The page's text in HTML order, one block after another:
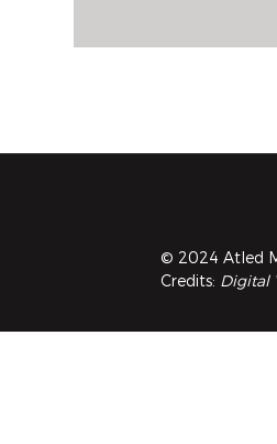
© 2024 Atled
Credits: Digital